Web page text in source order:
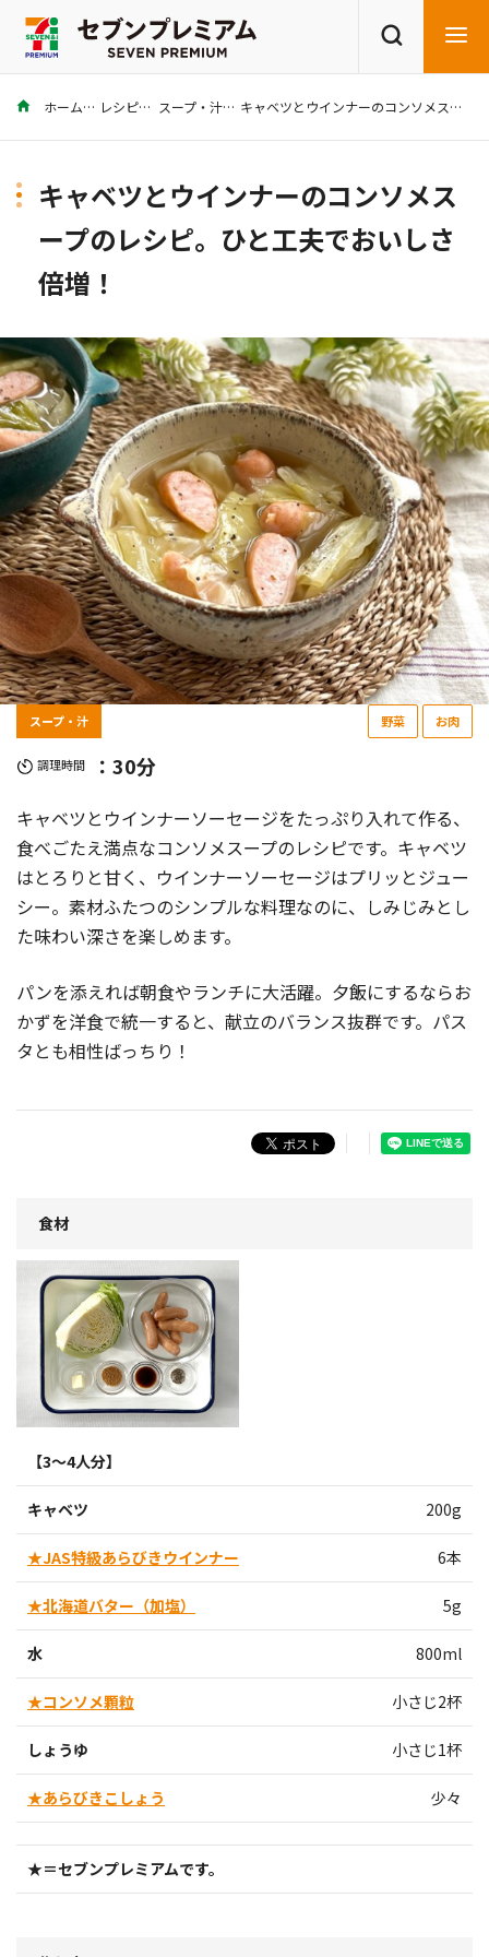
商品を探す レシピを探す
ホーム レシピ スープ・汁 キャベツとウインナーのコンソメスープのレシピ。ひと工夫でおいしさ倍増！
キャベツとウインナーのコンソメス
ープのレシピ。ひと工夫でおいしさ
倍増！
スープ・汁 野菜 お肉
調理時間 ：30分
キャベツとウインナーソーセージをたっぷり入れて作る、
食べごたえ満点なコンソメスープのレシピです。キャベツ
はとろりと甘く、ウインナーソーセージはプリッとジュー
シー。素材ふたつのシンプルな料理なのに、しみじみとし
た味わい深さを楽しめます。
パンを添えれば朝食やランチに大活躍。夕飯にするならお
かずを洋食で統一すると、献立のバランス抜群です。パス
タとも相性ばっちり！
食材
【3〜4人分】
キャベツ 200g
★JAS特級あらびきウインナー 6本
★北海道バター（加塩） 5g
水 800ml
★コンソメ顆粒 小さじ2杯
しょうゆ 小さじ1杯
★あらびきこしょう 少々
★＝セブンプレミアムです。